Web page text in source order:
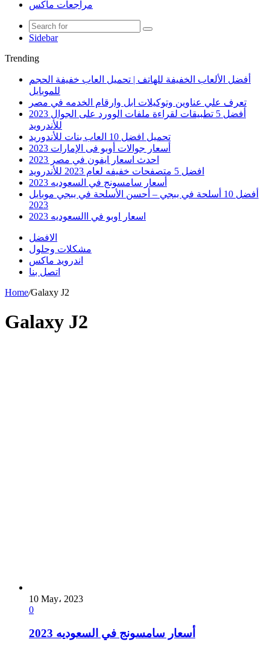
مراجعات ماكس
Sidebar
Trending
أفضل الألعاب الخفيفة للهاتف | تحميل العاب خفيفة الحجم
للموبايل
تعرف علي عناوين وتوكيلات ابل وارقام الخدمه في مصر
أفضل 5 تطبيقات لقراءة ملفات الوورد على الجوال 2023
للأندرويد
تحميل افضل 10 العاب بنات للأندوريد
أسعار جوالات أوبو فى الإمارات 2023
احدث اسعار ايفون في مصر 2023
افضل 5 متصفحات خفيفه لعام 2023 للأندرويد
أسعار سامسونج في السعوديه 2023
أفضل 10 أسلحة في ببجي – أحسن الأسلحة في ببجي موبايل
2023
اسعار اوبو في االسعوديه 2023
الافضل
مشكلات وحلول
اندرويد ماكس
اتصل بنا
Home/Galaxy J2
Galaxy J2
10 May، 2023
0
أسعار سامسونج في السعوديه 2023